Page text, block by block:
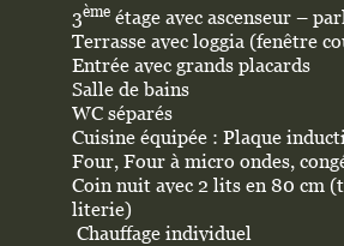
3ème étage avec ascenseur –
Terrasse avec loggia (fenêtre
Entrée avec grands placards
Salle de bains
WC séparés
Cuisine équipée : Plaque
Four, Four à micro ondes,
Coin nuit avec 2 lits en 80 cm
literie)
Chauffage individuel